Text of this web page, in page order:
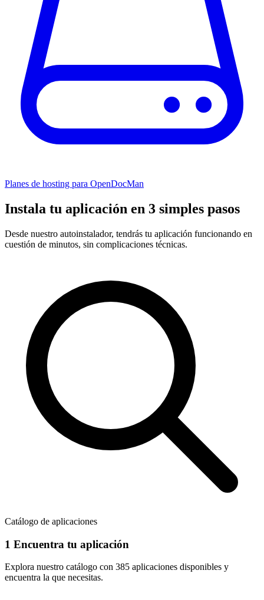
Planes de hosting para OpenDocMan
Instala tu aplicación en 3 simples pasos
Desde nuestro autoinstalador, tendrás tu aplicación funcionando en
cuestión de minutos, sin complicaciones técnicas.
Catálogo de aplicaciones
1 Encuentra tu aplicación
Explora nuestro catálogo con 385 aplicaciones disponibles y
encuentra la que necesitas.